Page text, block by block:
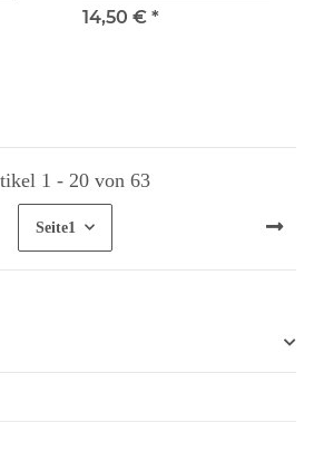
Yd. (ca 457m) -
14,50 € *
1 - 20 von 63
Seite1